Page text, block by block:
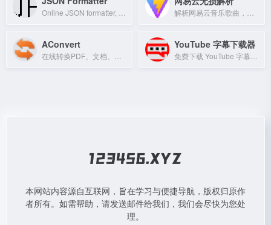
AConvert YouTube 字幕下载器
本网站内容源自互联网，旨在学习与便捷导航，版权归原作
者所有。如需帮助，请发送邮件给我们，我们会尽快为您处
理。